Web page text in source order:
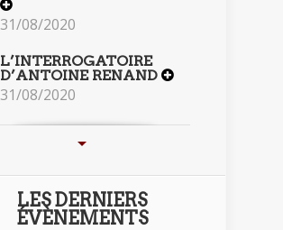
31/08/2020
L’INTERROGATOIRE
D’ANTOINE RENAND
31/08/2020
LES DERNIERS
ÉVÈNEMENTS